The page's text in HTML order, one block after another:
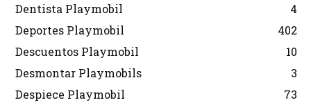
Dentista Playmobil
4
Deportes Playmobil
402
Descuentos Playmobil
10
Desmontar Playmobils
3
Despiece Playmobil
73